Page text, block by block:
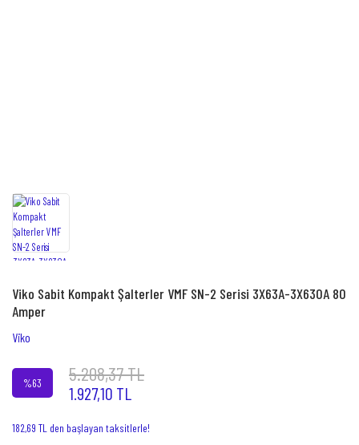
Viko Sabit Kompakt Şalterler VMF SN-2 Serisi 3X63A-3X630A 80
Amper
Viko
%63 5.208,37 TL
1.927,10 TL
182,69 TL den başlayan taksitlerle!